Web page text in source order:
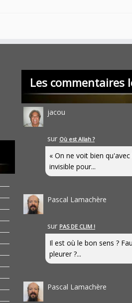
Les commentaires
jacou
sur Où est Allah ?
« On ne voit bien
invisible pour...
Pascal Lamachère
sur PAS DE CLIM !
Il est où le bon sens ?
pleurer ?...
Pascal Lamachère